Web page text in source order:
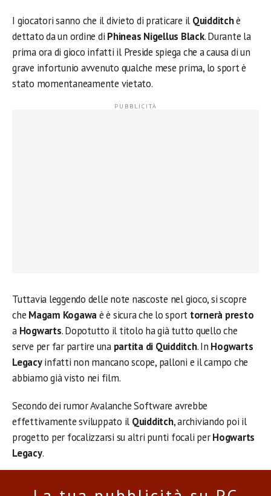
I giocatori sanno che il divieto di praticare il Quidditchè
dettato da un ordine di Phineas Nigellus Black. Durante la
prima ora di gioco infatti il Preside spiega che a causa di un
grave infortunio avvenuto qualche mese prima, lo sport è
stato momentaneamente vietato.
Tuttavia leggendo delle note nascoste nel gioco, si scopre
che Magam Kogawaè è sicura che lo sport tornerà presto
a Hogwarts. Dopotutto il titolo ha già tutto quello che
serve per far partire una partita di Quidditch. In Hogwarts
Legacyinfatti non mancano scope, palloni e il campo che
abbiamo già visto nei film.
Secondo dei rumor Avalanche Software avrebbe
effettivamente sviluppato il Quidditch, archiviando poi il
progetto per focalizzarsi su altri punti focali perHogwarts
Legacy.